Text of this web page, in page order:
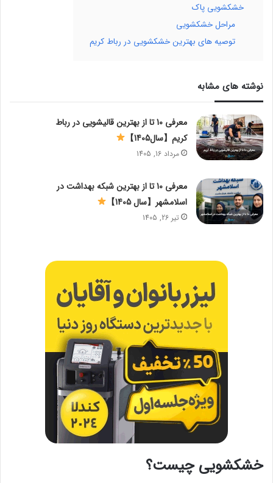
خشکشویی پاک
مراحل خشکشویی
توصیه های بهترین خشکشویی در رباط کریم
نوشته های مشابه
معرفی 10 تا از بهترین قالیشویی در رباط
کریم【سال1405】
مرداد 16, 1405
معرفی 10 تا از بهترین شبکه بهداشت در
اسلامشهر【سال 1405】
تیر 26, 1405
خشکشویی چیست؟